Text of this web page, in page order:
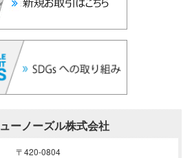
ーノーズル株式会社
〒420-0804